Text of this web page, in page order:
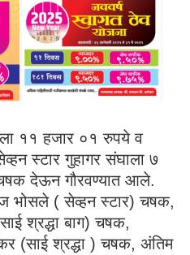
११ हजार ०१ रुपये व
स्टार गुहागर संघाला ७
देऊन गौरवण्यात आले.
भोसले ( सेव्हन स्टार) चषक,
श्रद्धा बाग) चषक,
(साई श्रद्धा ) चषक, अंतिम